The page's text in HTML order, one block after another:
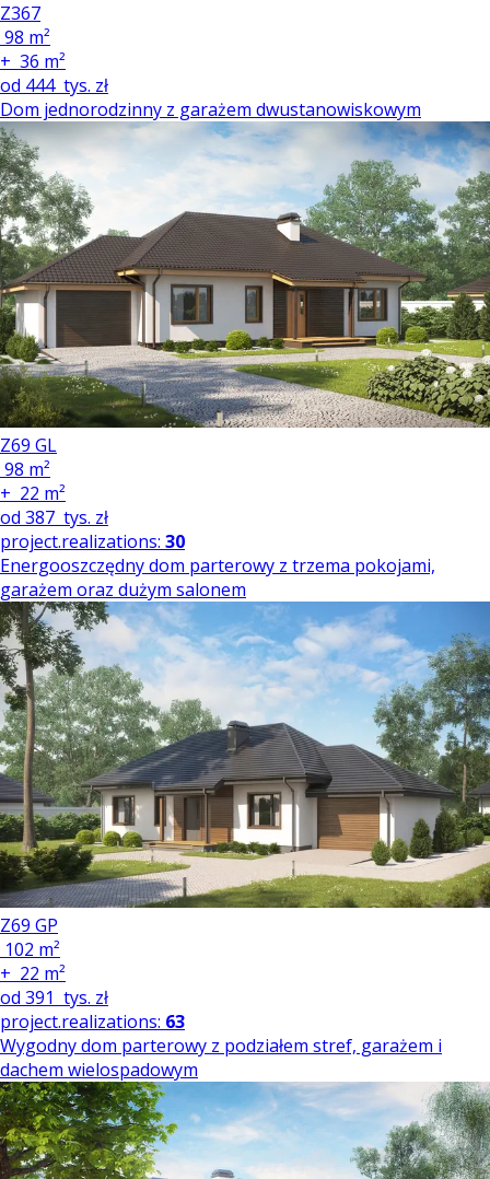
Z367
98 m²
+ 36 m²
od 444 tys. zł
Dom jednorodzinny z garażem dwustanowiskowym
Z69 GL
98 m²
+ 22 m²
od 387 tys. zł
project.realizations: 30
Energooszczędny dom parterowy z trzema pokojami,
garażem oraz dużym salonem
Z69 GP
102 m²
+ 22 m²
od 391 tys. zł
project.realizations: 63
Wygodny dom parterowy z podziałem stref, garażem i
dachem wielospadowym